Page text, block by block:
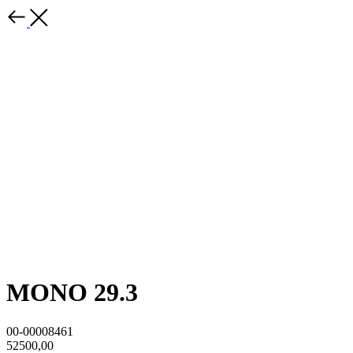
MONO 29.3
00-00008461
52500,00